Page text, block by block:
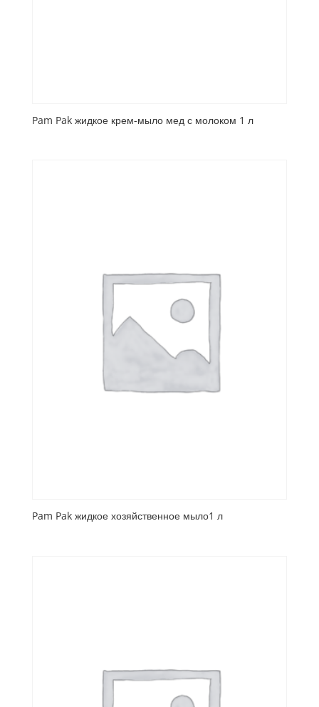
Pam Pak жидкое крем-мыло мед с молоком 1 л
Pam Pak жидкое хозяйственное мыло1 л